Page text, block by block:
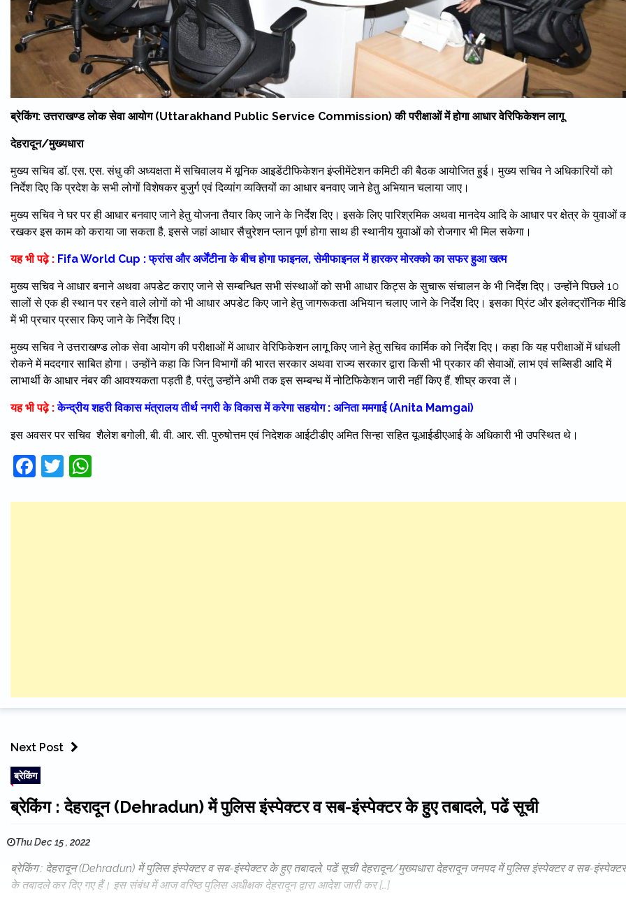
ब्रेकिंग: उत्तराखण्ड लोक सेवा आयोग (Uttarakhand Public Service Commission) की परीक्षाओं में होगा आधार वेरिफिकेशन लागू
देहरादून/मुख्यधारा
मुख्य सचिव डॉ. एस. एस. संधु की अध्यक्षता में सचिवालय में यूनिक आइडेंटीफिकेशन इंप्लीमेंटेशन कमिटी की बैठक आयोजित हुई। मुख्य सचिव ने अधिकारियों को
निर्देश दिए कि प्रदेश के सभी लोगों विशेषकर बुजुर्ग एवं दिव्यांग व्यक्तियों का आधार बनवाए जाने हेतु अभियान चलाया जाए।
मुख्य सचिव ने घर पर ही आधार बनवाए जाने हेतु योजना तैयार किए जाने के निर्देश दिए। इसके लिए पारिश्रमिक अथवा मानदेय आदि के आधार पर क्षेत्र के युवाओं
रखकर इस काम को कराया जा सकता है, इससे जहां आधार सैचुरेशन प्लान पूर्ण होगा साथ ही स्थानीय युवाओं को रोजगार भी मिल सकेगा।
यह भी पढ़े : Fifa World Cup : फ्रांस और अर्जेंटीना के बीच होगा फाइनल, सेमीफाइनल में हारकर मोरक्को का सफर हुआ खत्म
मुख्य सचिव ने आधार बनाने अथवा अपडेट कराए जाने से सम्बन्धित सभी संस्थाओं को सभी आधार किट्स के सुचारू संचालन के भी निर्देश दिए। उन्होंने पिछले 10
सालों से एक ही स्थान पर रहने वाले लोगों को भी आधार अपडेट किए जाने हेतु जागरूकता अभियान चलाए जाने के निर्देश दिए। इसका प्रिंट और इलेक्ट्रॉनिक
में भी प्रचार प्रसार किए जाने के निर्देश दिए।
मुख्य सचिव ने उत्तराखण्ड लोक सेवा आयोग की परीक्षाओं में आधार वेरिफिकेशन लागू किए जाने हेतु सचिव कार्मिक को निर्देश दिए। कहा कि यह परीक्षाओं में धांधली
रोकने में मददगार साबित होगा। उन्होंने कहा कि जिन विभागों की भारत सरकार अथवा राज्य सरकार द्वारा किसी भी प्रकार की सेवाओं, लाभ एवं सब्सिडी आदि में
लाभार्थी के आधार नंबर की आवश्यकता पड़ती है, परंतु उन्होंने अभी तक इस सम्बन्ध में नोटिफिकेशन जारी नहीं किए हैं, शीघ्र करवा लें।
यह भी पढ़े : केन्द्रीय शहरी विकास मंत्रालय तीर्थ नगरी के विकास में करेगा सहयोग : अनिता ममगाई (Anita Mamgai)
इस अवसर पर सचिव शैलेश बगोली, बी. वी. आर. सी. पुरुषोत्तम एवं निदेशक आईटीडीए अमित सिन्हा सहित यूआईडीएआई के अधिकारी भी उपस्थित थे।
Facebook
Twitter
Next Post
ब्रेकिंग
ब्रेकिंग : देहरादून (Dehradun) में पुलिस इंस्पेक्टर व सब-इंस्पेक्टर के हुए तबादले, पढें सूची
Thu Dec 15 , 2022
ब्रेकिंग : देहरादून (Dehradun) में पुलिस इंस्पेक्टर व सब-इंस्पेक्टर के हुए तबादले, पढें सूची देहरादून/मुख्यधारा देहरादून जनपद में पुलिस इंस्पेक्टर व सब-इंस्पेक्टर
के तबादले कर दिए गए हैं। इस संबंध में आज वरिष्ठ पुलिस अधीक्षक देहरादून द्वारा आदेश जारी कर […]